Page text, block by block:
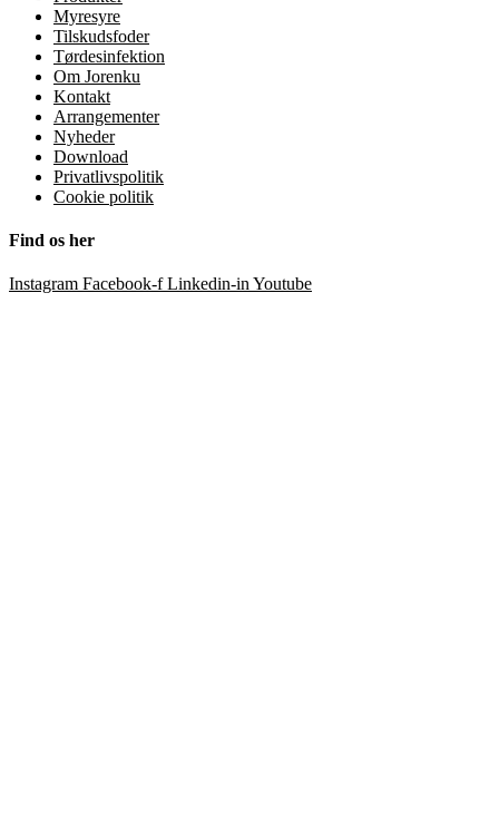
Myresyre
Tilskudsfoder
Tørdesinfektion
Om Jorenku
Kontakt
Arrangementer
Nyheder
Download
Privatlivspolitik
Cookie politik
Find os her
Instagram Facebook-f Linkedin-in Youtube